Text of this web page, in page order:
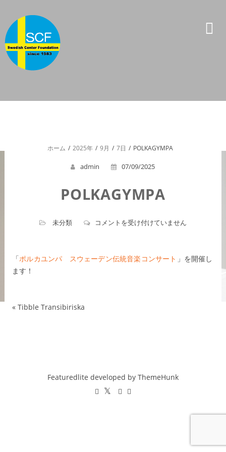
ン
ツ
へ
ホーム 2025年 9月 7日 POLKAGYMPA
admin 07/09/2025
POLKAGYMPA
未分類
POLKAGYMPA
コメントを受け付けていません
「ポルカユンパ スウェーデン伝統音楽コンサート 」を開催し
ます！
« Tibble Transibiriska
Featuredlite developed by ThemeHunk